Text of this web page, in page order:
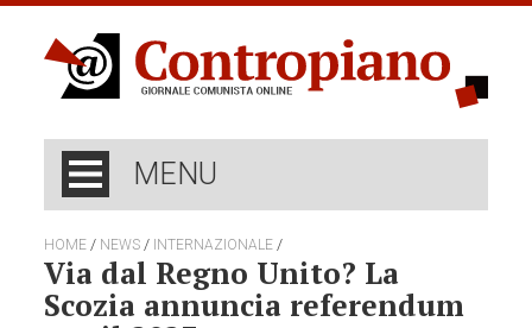
MENU
HOME / NEWS / INTERNAZIONALE /
Via dal Regno Unito? La
Scozia annuncia referendum